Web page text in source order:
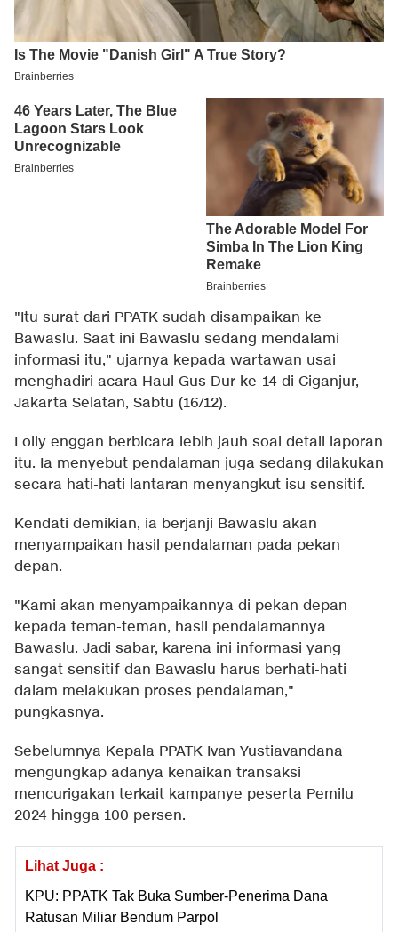
"Itu surat dari PPATK sudah disampaikan ke
Bawaslu. Saat ini Bawaslu sedang mendalami
informasi itu," ujarnya kepada wartawan usai
menghadiri acara Haul Gus Dur ke-14 di Ciganjur,
Jakarta Selatan, Sabtu (16/12).
Lolly enggan berbicara lebih jauh soal detail laporan
itu. Ia menyebut pendalaman juga sedang dilakukan
secara hati-hati lantaran menyangkut isu sensitif.
Kendati demikian, ia berjanji Bawaslu akan
menyampaikan hasil pendalaman pada pekan
depan.
"Kami akan menyampaikannya di pekan depan
kepada teman-teman, hasil pendalamannya
Bawaslu. Jadi sabar, karena ini informasi yang
sangat sensitif dan Bawaslu harus berhati-hati
dalam melakukan proses pendalaman,"
pungkasnya.
Sebelumnya Kepala PPATK Ivan Yustiavandana
mengungkap adanya kenaikan transaksi
mencurigakan terkait kampanye peserta Pemilu
2024 hingga 100 persen.
Lihat Juga :
KPU: PPATK Tak Buka Sumber-Penerima Dana
Ratusan Miliar Bendum Parpol